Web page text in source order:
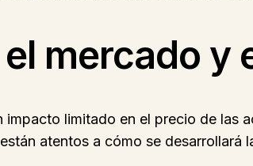
mercado y
limitado en el precio de las
atentos a cómo se